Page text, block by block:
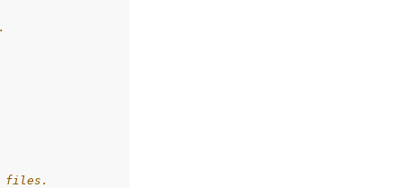
files.